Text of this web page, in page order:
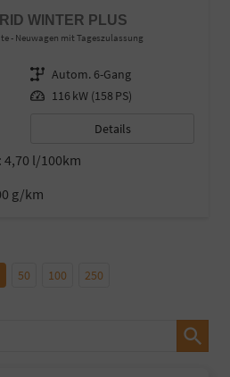
WINTER PLUS
Neuwagen mit Tageszulassung
Getriebe Autom. 6-Gang
Leistung 116 kW (158 PS)
Details
4,70 l/100km
g/km
50 100 250